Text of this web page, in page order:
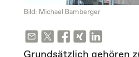
Bild: Michael Bamberger
Grundsätzlich gehören